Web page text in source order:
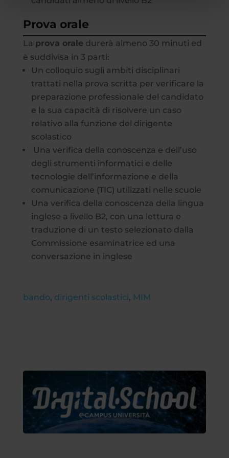
Prova orale
La prova orale durerà almeno 30 minuti ed
è suddivisa in 3 parti:
Un colloquio sugli ambiti disciplinari
trattati nella prova scritta per verificare la
preparazione professionale del candidato
e la sua capacità di risolvere un caso
relativo alla funzione del dirigente
scolastico
Una verifica della conoscenza e dell’uso
degli strumenti informatici e delle
tecnologie dell’informazione e della
comunicazione (TIC) utilizzati nelle scuole
Una verifica della conoscenza della lingua
inglese a livello B2, con una lettura e
traduzione di un testo selezionato dalla
Commissione esaminatrice ed una
conversazione in inglese
bando, dirigenti scolastici, MIM